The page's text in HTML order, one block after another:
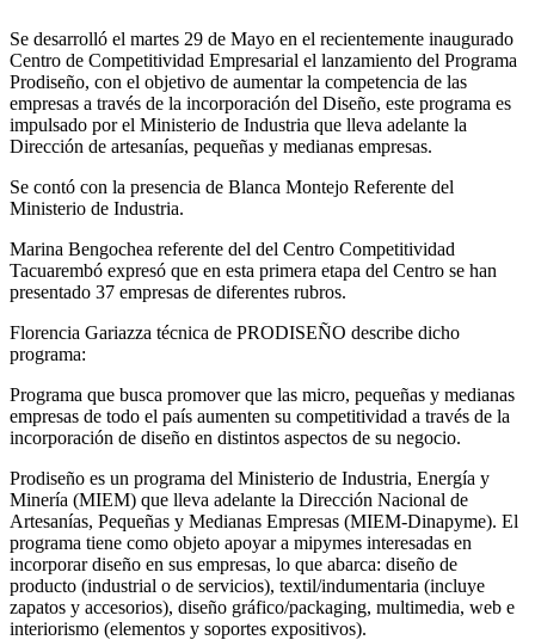
Se desarrolló el martes 29 de Mayo en el recientemente inaugurado
Centro de Competitividad Empresarial el lanzamiento del Programa
Prodiseño, con el objetivo de aumentar la competencia de las
empresas a través de la incorporación del Diseño, este programa es
impulsado por el Ministerio de Industria que lleva adelante la
Dirección de artesanías, pequeñas y medianas empresas.
Se contó con la presencia de Blanca Montejo Referente del
Ministerio de Industria.
Marina Bengochea referente del del Centro Competitividad
Tacuarembó expresó que en esta primera etapa del Centro se han
presentado 37 empresas de diferentes rubros.
Florencia Gariazza técnica de PRODISEÑO describe dicho
programa:
Programa que busca promover que las micro, pequeñas y medianas
empresas de todo el país aumenten su competitividad a través de la
incorporación de diseño en distintos aspectos de su negocio.
Prodiseño es un programa del Ministerio de Industria, Energía y
Minería (MIEM) que lleva adelante la Dirección Nacional de
Artesanías, Pequeñas y Medianas Empresas (MIEM-Dinapyme). El
programa tiene como objeto apoyar a mipymes interesadas en
incorporar diseño en sus empresas, lo que abarca: diseño de
producto (industrial o de servicios), textil/indumentaria (incluye
zapatos y accesorios), diseño gráfico/packaging, multimedia, web e
interiorismo (elementos y soportes expositivos).